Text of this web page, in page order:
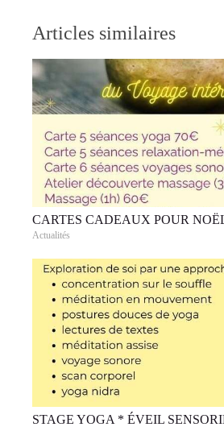
Articles similaires
CARTES CADEAUX POUR
Actualités
STAGE YOGA * ÉVEIL